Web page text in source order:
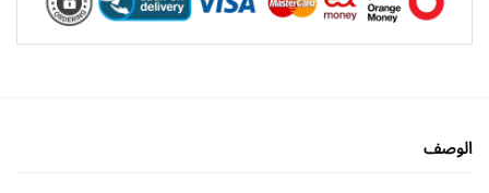
الوصف